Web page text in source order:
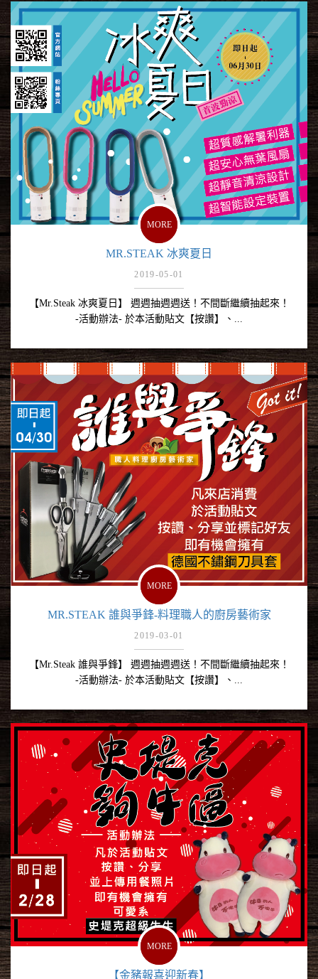
MR.STEAK 冰爽夏日
2019-05-01
【Mr.Steak 冰爽夏日】 週週抽週週送！不間斷繼續抽起來！
-活動辦法- 於本活動貼文【按讚】、...
MORE
MR.STEAK 誰與爭鋒-料理職人的廚房藝術家
2019-03-01
【Mr.Steak 誰與爭鋒】 週週抽週週送！不間斷繼續抽起來！
-活動辦法- 於本活動貼文【按讚】、...
MORE
【金豬報喜迎新春】
MORE